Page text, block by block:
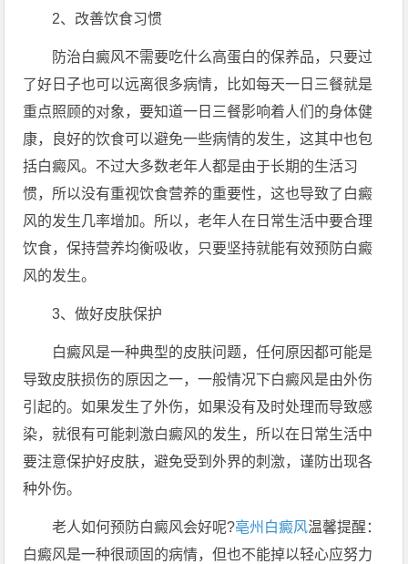
2、改善饮食习惯
防治白癜风不需要吃什么高蛋白的保养品，只要过
了好日子也可以远离很多病情，比如每天一日三餐就是
重点照顾的对象，要知道一日三餐影响着人们的身体健
康，良好的饮食可以避免一些病情的发生，这其中也包
括白癜风。不过大多数老年人都是由于长期的生活习
惯，所以没有重视饮食营养的重要性，这也导致了白癜
风的发生几率增加。所以，老年人在日常生活中要合理
饮食，保持营养均衡吸收，只要坚持就能有效预防白癜
风的发生。
3、做好皮肤保护
白癜风是一种典型的皮肤问题，任何原因都可能是
导致皮肤损伤的原因之一，一般情况下白癜风是由外伤
引起的。如果发生了外伤，如果没有及时处理而导致感
染，就很有可能刺激白癜风的发生，所以在日常生活中
要注意保护好皮肤，避免受到外界的刺激，谨防出现各
种外伤。
老人如何预防白癜风会好呢?亳州白癜风温馨提醒：
白癜风是一种很顽固的病情，但也不能掉以轻心应努力